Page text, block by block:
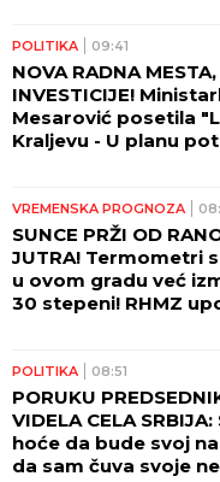
POLITIKA 09:41
NOVA RADNA
INVESTICIJE!
Mesarović posetila
Kraljevu - U planu
VREMENSKA PROGNOZA
SUNCE PRŽI OD
JUTRA! Termometri
u ovom gradu već
30 stepeni! RHMZ
POLITIKA 08:51
PORUKU
VIDELA CELA
hoće da bude svoj
da sam čuva svoje